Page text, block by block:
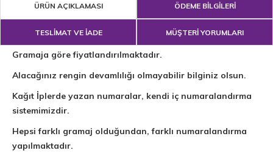
ÜRÜN AÇIKLAMASI ÖDEME BİLGİLERİ
TESLİMAT VE İADE MÜŞTERİ YORUMLARI
Gramaja göre fiyatlandırılmaktadır.
Alacağınız rengin devamlılığı olmayabilir bilginiz olsun.
Kağıt İplerde yazan numaralar, kendi iç numaralandırma
sistemimizdir.
Hepsi farklı gramaj olduğundan, farklı numaralandırma
yapılmaktadır.